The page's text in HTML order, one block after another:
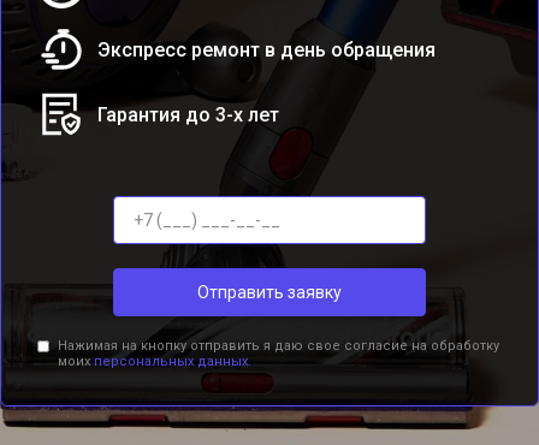
Экспресс ремонт в день обращения
Гарантия до 3-х лет
Отправить заявку
Нажимая на кнопку отправить я даю свое согласие на обработку
моих персональных данных.